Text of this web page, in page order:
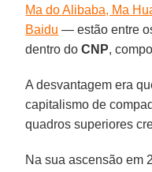
Ma do Alibaba, Ma
Baidu — estão entre
dentro doCNP,
A desvantagem era
capitalismo de
quadros superiores
Na sua ascensão em